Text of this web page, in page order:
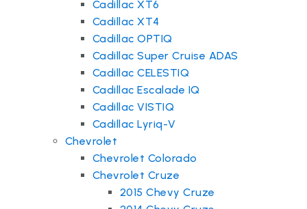
Cadillac XT6
Cadillac XT4
Cadillac OPTIQ
Cadillac Super Cruise ADAS
Cadillac CELESTIQ
Cadillac Escalade IQ
Cadillac VISTIQ
Cadillac Lyriq-V
Chevrolet
Chevrolet Colorado
Chevrolet Cruze
2015 Chevy Cruze